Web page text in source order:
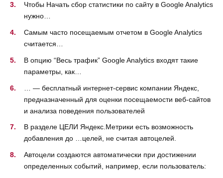
Чтобы Начать сбор статистики по сайту в Google Analytics
нужно…
Самым часто посещаемым отчетом в Google Analytics
считается…
В опцию “Весь трафик” Google Analytics входят такие
параметры, как…
… — бесплатный интернет-сервис компании Яндекс,
предназначенный для оценки посещаемости веб-сайтов
и анализа поведения пользователей
В разделе ЦЕЛИ Яндекс.Метрики есть возможность
добавления до …целей, не считая автоцелей.
Автоцели создаются автоматически при достижении
определенных событий, например, если пользователь: